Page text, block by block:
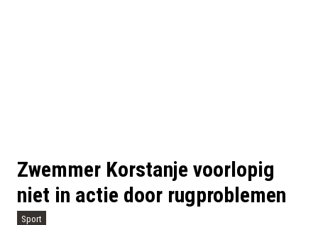
Zwemmer Korstanje voorlopig
niet in actie door rugproblemen
Sport